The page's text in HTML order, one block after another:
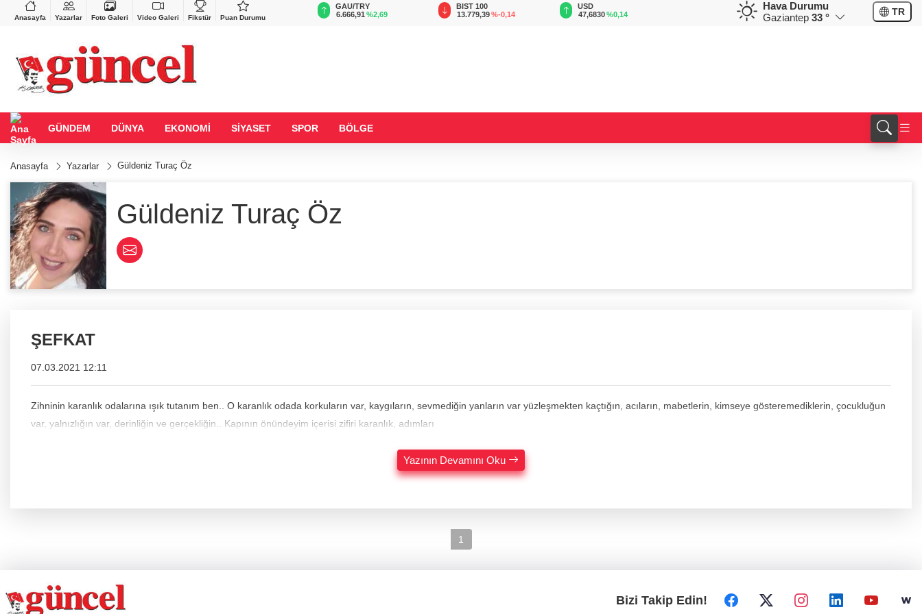
Anasayfa Yazarlar Foto Galeri Video Galeri Fikstür Puan Durumu
%0,83
BGN
27,9743
%-0,22
0,0018
%0,23
GAU/TRY
6.666,91 %2,69
BIST 100
13.779,39%-0,14
USD
47,6830%0,14 %0,35
GBP
64,4050
Hava Durumu
Gaziantep 33 ° TR
GÜNDEM DÜNYA EKONOMİ SİYASET SPOR BÖLGE
Anasayfa Yazarlar Güldeniz Turaç Öz
Güldeniz Turaç Öz
ŞEFKAT
07.03.2021 12:11
Zihninin karanlık odalarına ışık tutanım ben.. O karanlık odada korkuların var, kaygıların, sevmediğin yanların var yüzleşmekten kaçtığın, acıların, mabetlerin, kimseye gösteremediklerin, çocukluğun
var, yalnızlığın var, derinliğin ve gerçekliğin.. Kapının önündeyim içerisi zifiri karanlık, adımları
Yazının Devamını Oku
1
Bizi Takip Edin!